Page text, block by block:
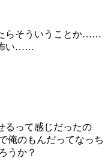
らそういうことか……
怖い……
るって感じだったの
俺のもんだってなっち
うか？